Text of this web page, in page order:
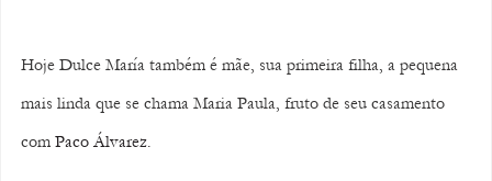
Hoje Dulce María também é mãe, sua primeira filha, a pequena
mais linda que se chama Maria Paula, fruto de seu casamento
com Paco Álvarez.